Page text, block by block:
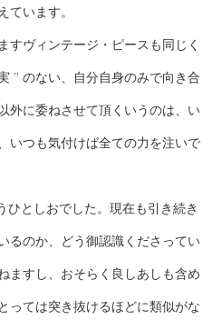
ています。
すヴィンテージ・ピースも同じく
” のない、自分自身のみで向き合
外に委ねさせて頂くいうのは、い
いつも気付けば全ての力を注いで
ひとしおでした。現在も引き続き
るのか、どう御認識くださってい
ますし、おそらく良しあしも含め
っては突き抜けるほどに類似がな